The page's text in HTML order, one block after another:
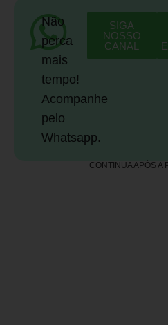
Não
perca
mais
tempo!
Acompanhe
pelo
Whatsapp.
SIGA
NOSSO
CANAL
CONTINUA APÓS A